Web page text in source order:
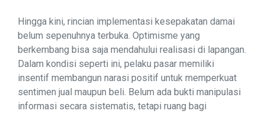
Hingga kini, rincian implementasi kesepakatan damai
belum sepenuhnya terbuka. Optimisme yang
berkembang bisa saja mendahului realisasi di lapangan.
Dalam kondisi seperti ini, pelaku pasar memiliki
insentif membangun narasi positif untuk memperkuat
sentimen jual maupun beli. Belum ada bukti manipulasi
informasi secara sistematis, tetapi ruang bagi